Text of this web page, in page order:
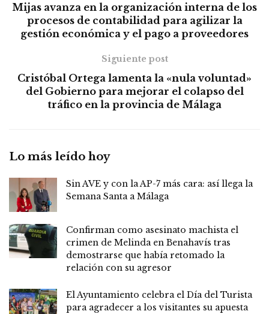
Mijas avanza en la organización interna de los
procesos de contabilidad para agilizar la
gestión económica y el pago a proveedores
Siguiente post
Cristóbal Ortega lamenta la «nula voluntad»
del Gobierno para mejorar el colapso del
tráfico en la provincia de Málaga
Lo más leído hoy
Sin AVE y con la AP-7 más cara: así llega la
Semana Santa a Málaga
Confirman como asesinato machista el
crimen de Melinda en Benahavís tras
demostrarse que había retomado la
relación con su agresor
El Ayuntamiento celebra el Día del Turista
para agradecer a los visitantes su apuesta